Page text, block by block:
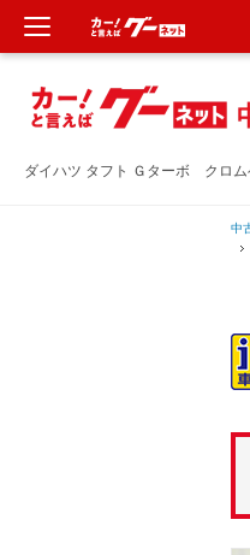
ダイハツ タフト Ｇターボ クロ
中
新車
中古車